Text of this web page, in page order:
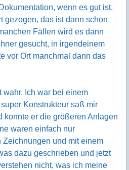
wenn es gut ist,
gezogen, das ist dann schon
Fällen wird es dann
gesucht, in irgendeinem
vor Ort manchmal dann das
wahr. Ich war bei einem
Konstrukteur saß mir
konnte er die größeren Anlagen
waren einfach nur
und mit einem
dazu geschrieben und jetzt
nicht, was ich meine